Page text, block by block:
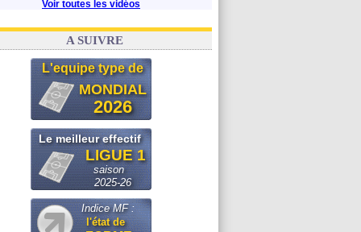
Voir toutes les vidéos
A SUIVRE
L'equipe type de
MONDIAL
2026
Le meilleur effectif
LIGUE 1
saison
2025-26
Indice MF :
l'état de